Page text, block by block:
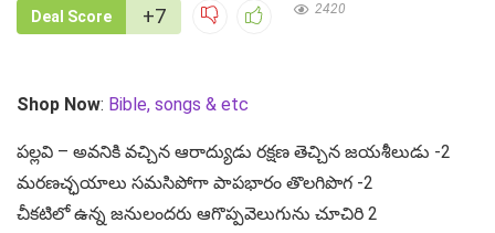
Deal Score +7 2420
Shop Now: Bible, songs & etc
పల్లవి – అవనికి వచ్చిన ఆరాద్యుడు రక్షణ తెచ్చిన జయశీలుడు -2
మరణచ్ఛయాలు సమసిపోగా పాపభారం తొలగిపొగ -2
చీకటిలో ఉన్న జనులందరు ఆగొప్పవెలుగును చూచిరి 2